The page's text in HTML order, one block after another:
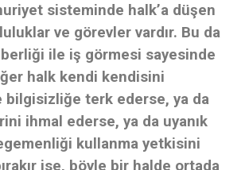
sisteminde halk’a düşen
ve görevler vardır. Bu da
ile iş görmesi sayesinde
halk kendi kendisini
bilgisizliğe terk ederse, ya da
ihmal ederse, ya da uyanık
kullanma yetkisini
ise, böyle bir halde ortada